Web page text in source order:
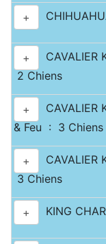
+
+
CAVALIER
2 Chiens
+
CAVALIER
& Feu : 3 Chiens
+
CAVALIER
3 Chiens
+ KING